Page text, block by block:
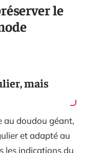
le
mais
au doudou géant,
et adapté au
les indications du